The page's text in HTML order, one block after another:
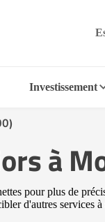
Investissement
à
pour plus de
d'autres services